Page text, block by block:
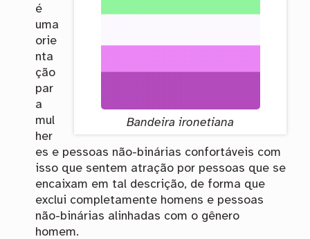
Bandeira ironetiana
é
uma
orie
nta
ção
par
a
mul
her
es e pessoas não-binárias confortáveis com
isso que sentem atração por pessoas que se
encaixam em tal descrição, de forma que
exclui completamente homens e pessoas
não-binárias alinhadas com o gênero
homem.